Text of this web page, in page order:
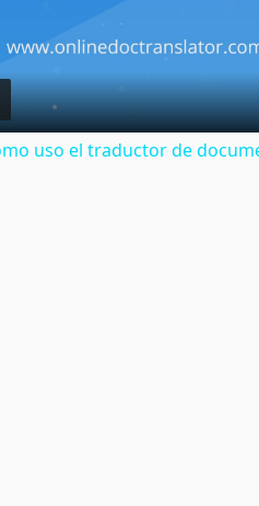
Video
uso el traductor de